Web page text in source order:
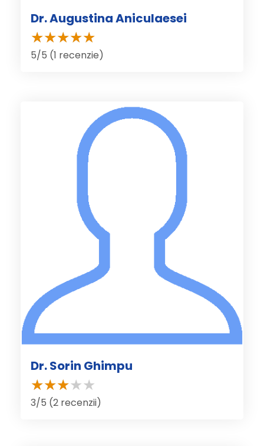
Dr. Augustina Aniculaesei
5/5 (1 recenzie)
Dr. Sorin Ghimpu
3/5 (2 recenzii)